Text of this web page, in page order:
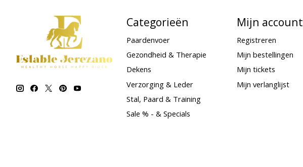
Categorieën
Paardenvoer
Gezondheid & Therapie
Dekens
Verzorging & Leder
Stal, Paard & Training
Sale % - & Specials
Mijn account
Registreren
Mijn bestellingen
Mijn tickets
Mijn verlanglijst